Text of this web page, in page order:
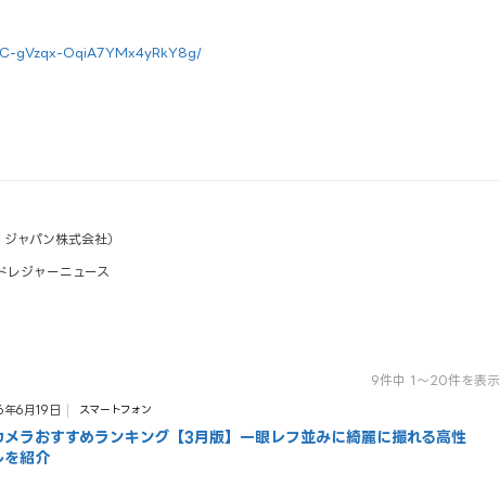
gVzqx-OqiA7YMx4yRkY8g/
ャパン株式会社）
レジャーニュース
9件中 1〜20件を表示
6月19日 スマートフォン
メラおすすめランキング【3月版】一眼レフ並みに綺麗に撮れる高性
を紹介